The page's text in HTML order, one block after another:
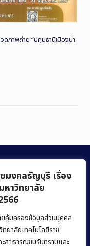
ชมงคลธัญบุรี เรื่อง
หาวิทยาลัย
ยคุ้มครองข้อมูลส่วนบุคคล
ยาลัยเทคโนโลยีราช
สาธารณชนรับทราบและ
ดภาพถ่าย “ปทุมธานีเมืองน่า